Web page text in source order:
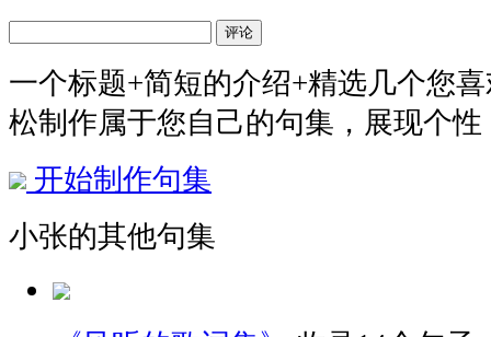
评论
一个标题+简短的介绍+精选几个您
松制作属于您自己的句集，展现个
开始制作句集
小张的其他句集